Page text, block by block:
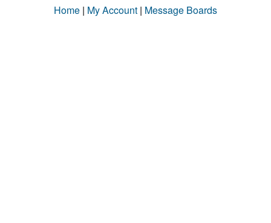
Home | My Account | Message Boards